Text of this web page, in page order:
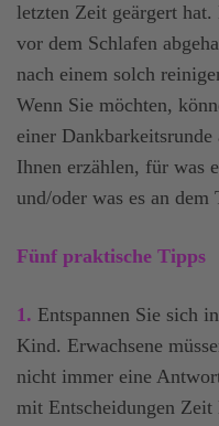
letzten Zeit geärgert
vor dem Schlafen
nach einem solch
Wenn Sie möchten,
einer
Ihnen erzählen, für was
und/oder was es an dem
Fünf praktische Tipps
1. Entspannen Sie sich
Kind. Erwachsene
nicht immer eine
mit Entscheidungen Zeit